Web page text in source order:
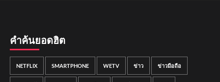
คำค้นยอดฮิต
NETFLIX SMARTPHONE WETV ข่าว ข่าวมือถือ